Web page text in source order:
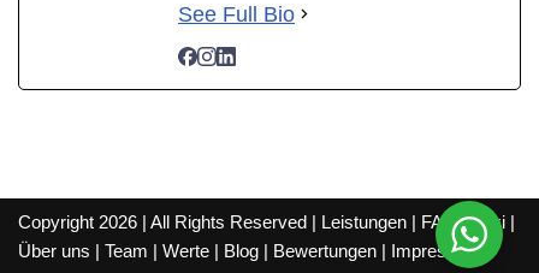
See Full Bio
Copyright 2026 | All Rights Reserved | Leistungen | FAQ|Wiki |
Über uns | Team | Werte | Blog | Bewertungen | Impressum|